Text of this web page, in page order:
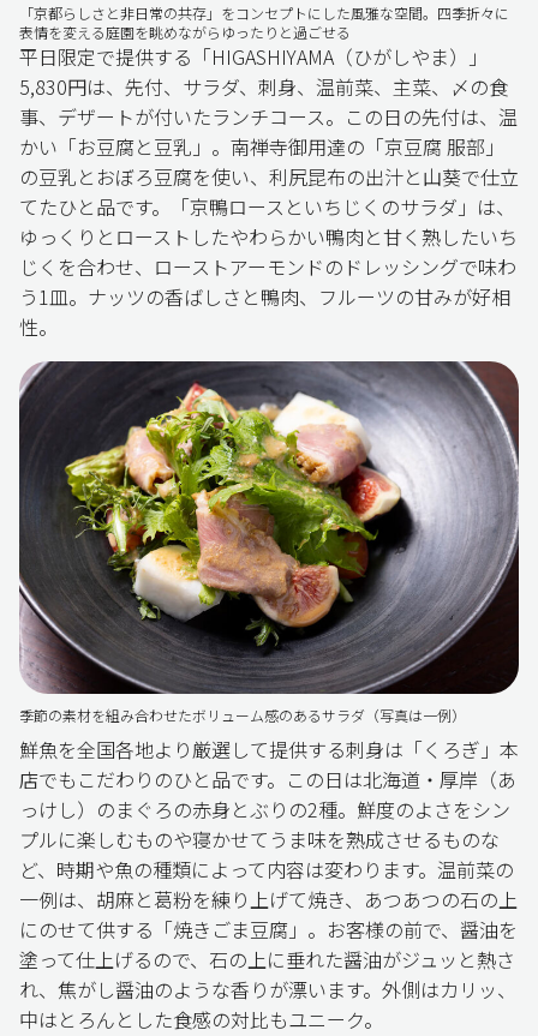
「京都らしさと非日常の共存」をコンセプトにした風雅な空間。四季折々に
表情を変える庭園を眺めながらゆったりと過ごせる
平日限定で提供する「HIGASHIYAMA（ひがしやま）」
5,830円は、先付、サラダ、刺身、温前菜、主菜、〆の食
事、デザートが付いたランチコース。この日の先付は、温
かい「お豆腐と豆乳」。南禅寺御用達の「京豆腐 服部」
の豆乳とおぼろ豆腐を使い、利尻昆布の出汁と山葵で仕立
てたひと品です。「京鴨ロースといちじくのサラダ」は、
ゆっくりとローストしたやわらかい鴨肉と甘く熟したいち
じくを合わせ、ローストアーモンドのドレッシングで味わ
う1皿。ナッツの香ばしさと鴨肉、フルーツの甘みが好相
性。
季節の素材を組み合わせたボリューム感のあるサラダ（写真は一例）
鮮魚を全国各地より厳選して提供する刺身は「くろぎ」本
店でもこだわりのひと品です。この日は北海道・厚岸（あ
っけし）のまぐろの赤身とぶりの2種。鮮度のよさをシン
プルに楽しむものや寝かせてうま味を熟成させるものな
ど、時期や魚の種類によって内容は変わります。温前菜の
一例は、胡麻と葛粉を練り上げて焼き、あつあつの石の上
にのせて供する「焼きごま豆腐」。お客様の前で、醤油を
塗って仕上げるので、石の上に垂れた醤油がジュッと熱さ
れ、焦がし醤油のような香りが漂います。外側はカリッ、
中はとろんとした食感の対比もユニーク。